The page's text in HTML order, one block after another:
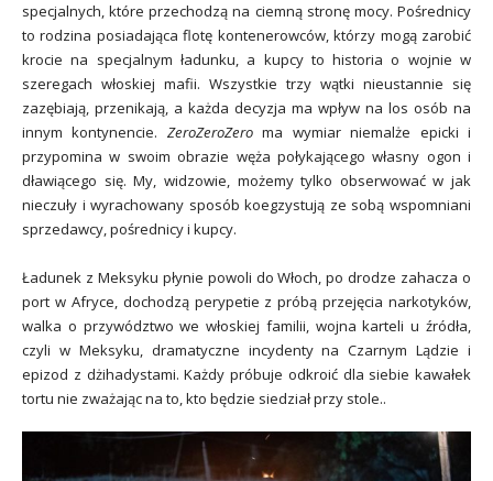
specjalnych, które przechodzą na ciemną stronę mocy. Pośrednicy
to rodzina posiadająca flotę kontenerowców, którzy mogą zarobić
krocie na specjalnym ładunku, a kupcy to historia o wojnie w
szeregach włoskiej mafii. Wszystkie trzy wątki nieustannie się
zazębiają, przenikają, a każda decyzja ma wpływ na los osób na
innym kontynencie. ZeroZeroZeroma wymiar niemalże epicki i
przypomina w swoim obrazie węża połykającego własny ogon i
dławiącego się. My, widzowie, możemy tylko obserwować w jak
nieczuły i wyrachowany sposób koegzystują ze sobą wspomniani
sprzedawcy, pośrednicy i kupcy.
Ładunek z Meksyku płynie powoli do Włoch, po drodze zahacza o
port w Afryce, dochodzą perypetie z próbą przejęcia narkotyków,
walka o przywództwo we włoskiej familii, wojna karteli u źródła,
czyli w Meksyku, dramatyczne incydenty na Czarnym Lądzie i
epizod z dżihadystami. Każdy próbuje odkroić dla siebie kawałek
tortu nie zważając na to, kto będzie siedział przy stole..